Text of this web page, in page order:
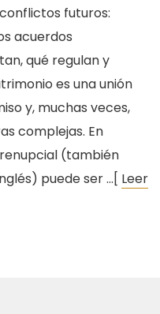
futuros:
acuerdos
qué regulan y
es una unión
y, muchas veces,
complejas. En
(también
puede ser …[ Leer